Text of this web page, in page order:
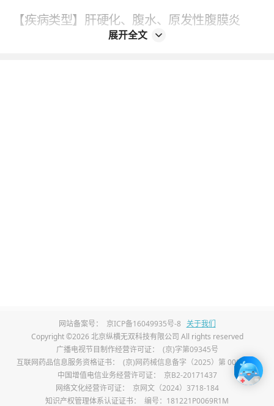
【疾病类型】肝硬化、腹水、原发性腹膜炎
的症状，并且伴有恶心，休息一会儿后，肚子
疼的症状更加明显，并且疼痛的范围也逐渐变
大，无法忍受疼痛感后，遂来就诊。经初步检
查，患者腹膜刺激征呈阳性，腹部CT检查结果
展开全文
网站备案号： 京ICP备16049935号-8 关于我们
Copyright ©2026 北京纵横无双科技有限公司 All rights reserved
广播电视节目制作经营许可证：
(京)字第09345号
互联网药品信息服务资格证书：
(京)网药械信息备字（2025）第 00017 号
中国增值电信业务经营许可证：
京B2-20171437
网络文化经营许可证：
京网文（2024）3718-184
知识产权管理体系认证证书：
编号：181221P0069R1M